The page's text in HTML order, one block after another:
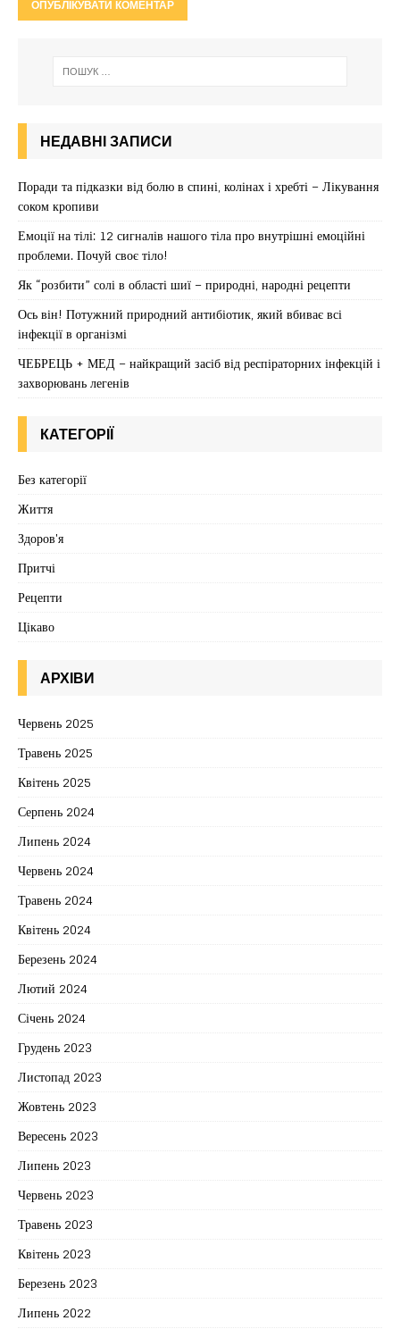
НЕДАВНІ ЗАПИСИ
Поради та підказки від болю в спині, колінах і хребті – Лікування
соком кропиви
Емоції на тілі: 12 сигналів нашого тіла про внутрішні емоційні
проблеми. Почуй своє тіло!
Як “розбити” солі в області шиї – природні, народні рецепти
Ось він! Потужний природний антибіотик, який вбиває всі
інфекції в організмі
ЧЕБРЕЦЬ + МЕД – найкращий засіб від респіраторних інфекцій і
захворювань легенів
КАТЕГОРІЇ
Без категорії
Життя
Здоров'я
Притчі
Рецепти
Цікаво
АРХІВИ
Червень 2025
Травень 2025
Квітень 2025
Серпень 2024
Липень 2024
Червень 2024
Травень 2024
Квітень 2024
Березень 2024
Лютий 2024
Січень 2024
Грудень 2023
Листопад 2023
Жовтень 2023
Вересень 2023
Липень 2023
Червень 2023
Травень 2023
Квітень 2023
Березень 2023
Липень 2022